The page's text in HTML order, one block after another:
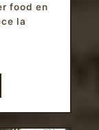
food en
la